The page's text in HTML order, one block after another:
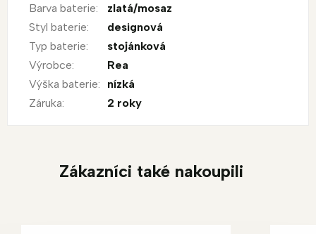
Barva baterie:
zlatá/mosaz
Styl baterie:
designová
Typ baterie:
stojánková
Výrobce:
Rea
Výška baterie:
nízká
Záruka: 2 roky
Zákazníci také nakoupili